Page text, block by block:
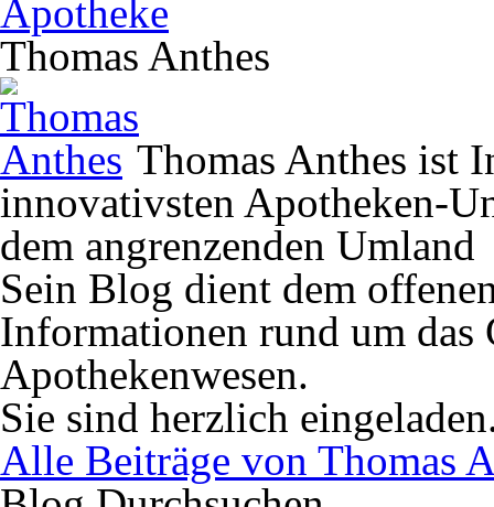
Thomas Anthes
Thomas Anthes ist
innovativsten Apotheken-
dem angrenzenden Umland
Sein Blog dient dem
Informationen rund um das
Apothekenwesen.
Sie sind herzlich
Alle Beiträge von Thomas